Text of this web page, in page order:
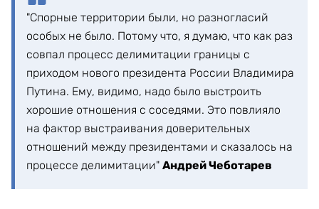
"Спорные территории были, но разногласий
особых не было. Потому что, я думаю, что как раз
совпал процесс делимитации границы с
приходом нового президента России Владимира
Путина. Ему, видимо, надо было выстроить
хорошие отношения с соседями. Это повлияло
на фактор выстраивания доверительных
отношений между президентами и сказалось на
процессе делимитации" Андрей Чеботарев